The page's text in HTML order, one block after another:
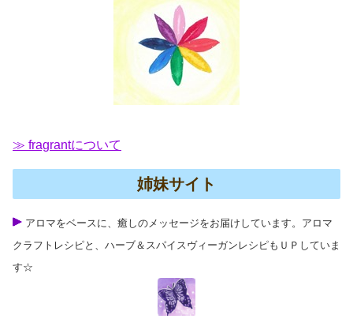
≫ fragrantについて
姉妹サイト
アロマをベースに、癒しのメッセージをお届けしています。アロマ
クラフトレシピと、ハーブ＆スパイスヴィーガンレシピもＵＰしていま
す☆